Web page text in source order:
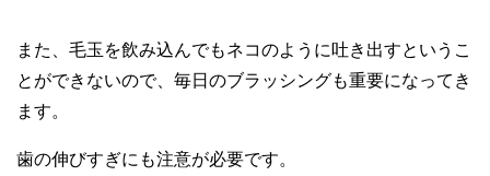
また、毛玉を飲み込んでもネコのように吐き出すというこ
とができないので、毎日のブラッシングも重要になってき
ます。
歯の伸びすぎにも注意が必要です。